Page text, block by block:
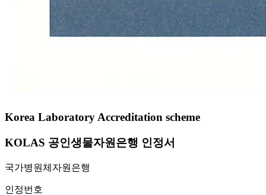
Korea Laboratory Accreditation scheme
KOLAS 공인생물자원은행 인정서
국가병원체자원은행
인정번호